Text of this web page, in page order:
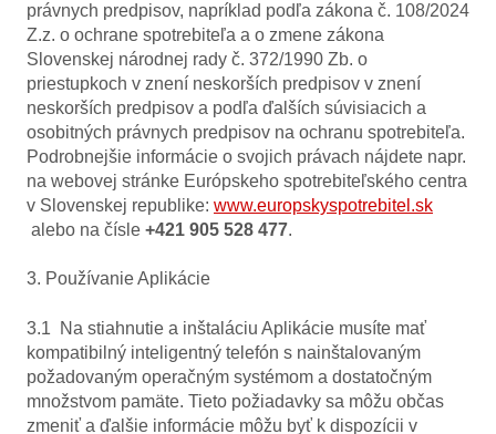
právnych predpisov, napríklad podľa zákona č. 108/2024
Z.z. o ochrane spotrebiteľa a o zmene zákona
Slovenskej národnej rady č. 372/1990 Zb. o
priestupkoch v znení neskorších predpisov v znení
neskorších predpisov a podľa ďalších súvisiacich a
osobitných právnych predpisov na ochranu spotrebiteľa.
Podrobnejšie informácie o svojich právach nájdete napr.
na webovej stránke Európskeho spotrebiteľského centra
v Slovenskej republike: www.europskyspotrebitel.sk
alebo na čísle +421 905 528 477.
3. Používanie Aplikácie
3.1 Na stiahnutie a inštaláciu Aplikácie musíte mať
kompatibilný inteligentný telefón s nainštalovaným
požadovaným operačným systémom a dostatočným
množstvom pamäte. Tieto požiadavky sa môžu občas
zmeniť a ďalšie informácie môžu byť k dispozícii v